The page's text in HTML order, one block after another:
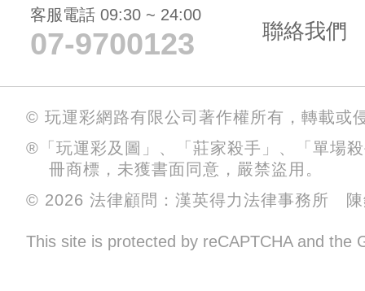
客服電話 09:30 ~ 24:00
07-9700123 聯絡我們
© 玩運彩網路有限公司著作權所有，轉載或
®「玩運彩及圖」、「莊家殺手」、「單場
冊商標，未獲書面同意，嚴禁盜用。
© 2026 法律顧問：漢英得力法律事務所 陳
This site is protected by reCAPTCHA and the